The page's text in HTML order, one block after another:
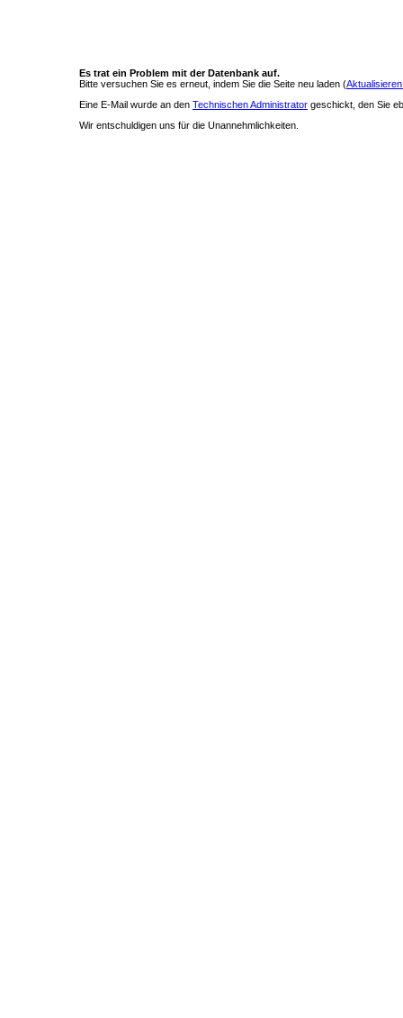
Es trat ein Problem mit der Datenbank auf.
Bitte versuchen Sie es erneut, indem Sie die Seite neu laden (
Eine E-Mail wurde an den Technischen Administrator geschickt, den Sie
Wir entschuldigen uns für die Unannehmlichkeiten.